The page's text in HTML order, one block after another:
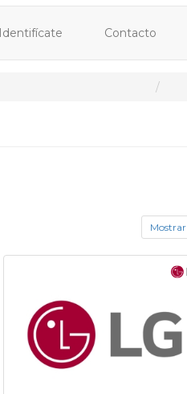
Identifícate Contacto
Mostrar